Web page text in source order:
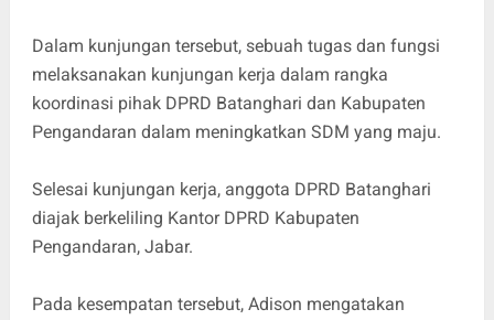
Dalam kunjungan tersebut, sebuah tugas dan fungsi
melaksanakan kunjungan kerja dalam rangka
koordinasi pihak DPRD Batanghari dan Kabupaten
Pengandaran dalam meningkatkan SDM yang maju.
Selesai kunjungan kerja, anggota DPRD Batanghari
diajak berkeliling Kantor DPRD Kabupaten
Pengandaran, Jabar.
Pada kesempatan tersebut, Adison mengatakan